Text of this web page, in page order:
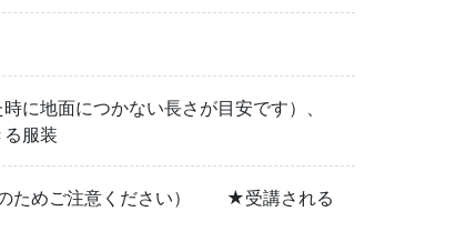
に地面につかない長さが目安です）、
服装
ためご注意ください） ★受講される